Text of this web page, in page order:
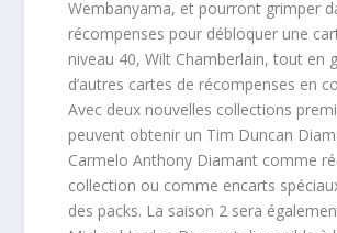
Wembanyama, et pourront grimper
récompenses pour débloquer une
niveau 40, Wilt Chamberlain, tout en
d’autres cartes de récompenses en
Avec deux nouvelles collections
peuvent obtenir un Tim Duncan
Carmelo Anthony Diamant comme
collection ou comme encarts
des packs. La saison 2 sera